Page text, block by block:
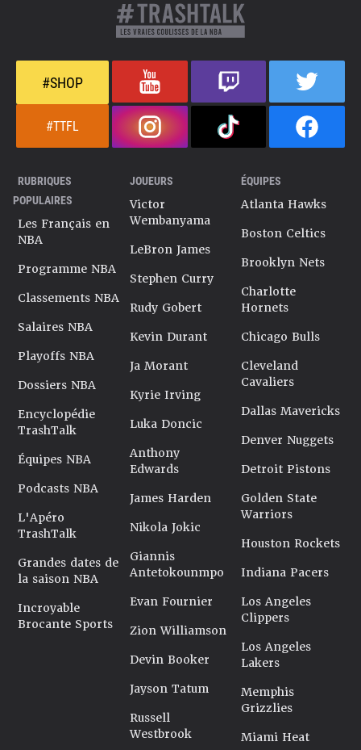
#SHOP
#TTFL
RUBRIQUES
POPULAIRES
Les Français en
NBA
Programme NBA
Classements NBA
Salaires NBA
Playoffs NBA
Dossiers NBA
Encyclopédie
TrashTalk
Équipes NBA
Podcasts NBA
L'Apéro
TrashTalk
Grandes dates de
la saison NBA
Incroyable
Brocante Sports
JOUEURS
Victor
Wembanyama
LeBron James
Stephen Curry
Rudy Gobert
Kevin Durant
Ja Morant
Kyrie Irving
Luka Doncic
Anthony
Edwards
James Harden
Nikola Jokic
Giannis
Antetokounmpo
Evan Fournier
Zion Williamson
Devin Booker
Jayson Tatum
Russell
Westbrook
ÉQUIPES
Atlanta Hawks
Boston Celtics
Brooklyn Nets
Charlotte
Hornets
Chicago Bulls
Cleveland
Cavaliers
Dallas Mavericks
Denver Nuggets
Detroit Pistons
Golden State
Warriors
Houston Rockets
Indiana Pacers
Los Angeles
Clippers
Los Angeles
Lakers
Memphis
Grizzlies
Miami Heat